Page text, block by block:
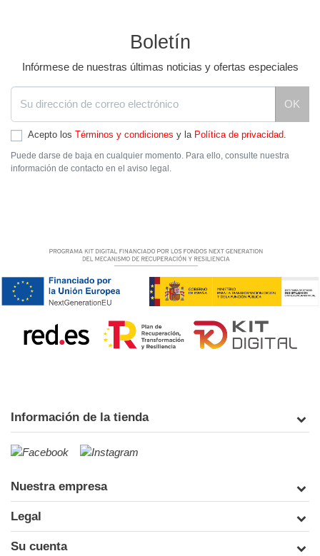
Boletín
Infórmese de nuestras últimas noticias y ofertas especiales
OK
Acepto los Términos y condiciones y la Política de privacidad
Puede darse de baja en cualquier momento. Para ello, consulte nuestra
información de contacto en el aviso legal.
Información de la tienda
Nuestra empresa
Legal
Su cuenta